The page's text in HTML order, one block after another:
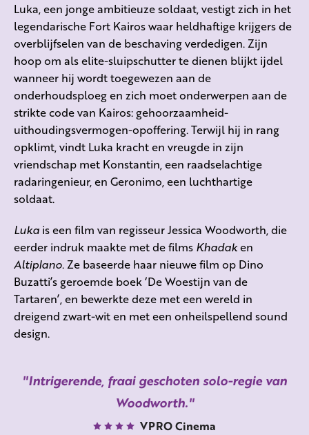
Luka, een jonge ambitieuze soldaat, vestigt zich in het
legendarische Fort Kairos waar heldhaftige krijgers de
overblijfselen van de beschaving verdedigen. Zijn
hoop om als elite-sluipschutter te dienen blijkt ijdel
wanneer hij wordt toegewezen aan de
onderhoudsploeg en zich moet onderwerpen aan de
strikte code van Kairos: gehoorzaamheid-
uithoudingsvermogen-opoffering. Terwijl hij in rang
opklimt, vindt Luka kracht en vreugde in zijn
vriendschap met Konstantin, een raadselachtige
radaringenieur, en Geronimo, een luchthartige
soldaat.
Luka is een film van regisseur Jessica Woodworth, die
eerder indruk maakte met de films Khadaken
Altiplano. Ze baseerde haar nieuwe film op Dino
Buzatti’s geroemde boek ‘De Woestijn van de
Tartaren’, en bewerkte deze met een wereld in
dreigend zwart-wit en met een onheilspellend sound
design.
Intrigerende, fraai geschoten solo-regie van
Woodworth.
VPRO Cinema